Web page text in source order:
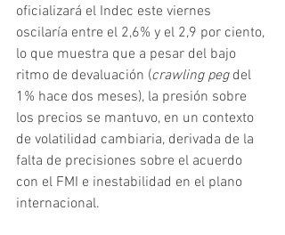
oficializará el Indec este viernes
oscilaría entre el 2,6% y el 2,9 por ciento,
lo que muestra que a pesar del bajo
ritmo de devaluación (crawling peg del
1% hace dos meses), la presión sobre
los precios se mantuvo, en un contexto
de volatilidad cambiaria, derivada de la
falta de precisiones sobre el acuerdo
con el FMI e inestabilidad en el plano
internacional.